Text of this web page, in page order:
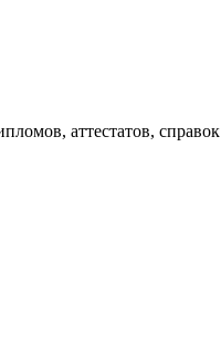
аттестатов, справок